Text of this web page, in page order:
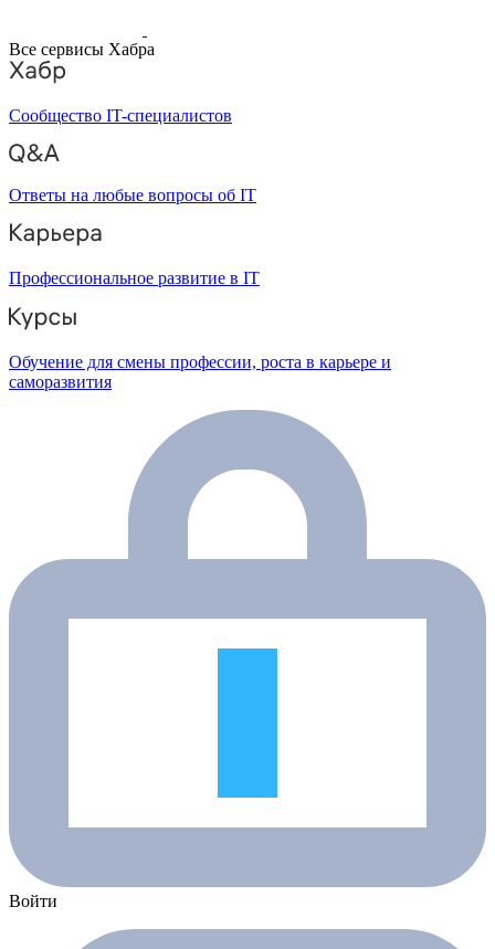
Все сервисы Хабра
Сообщество IT-специалистов
Ответы на любые вопросы об IT
Профессиональное развитие в IT
Обучение для смены профессии, роста в карьере и
саморазвития
Войти